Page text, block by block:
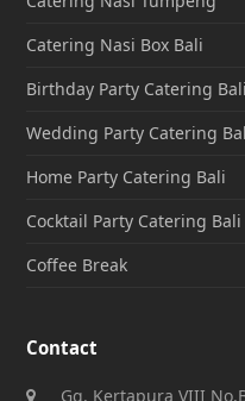
Catering Nasi Box Bali
Birthday Party Catering Bali
Wedding Party Catering
Home Party Catering Bali
Cocktail Party Catering Bali
Coffee Break
Contact
Gg. Kertapura VIII